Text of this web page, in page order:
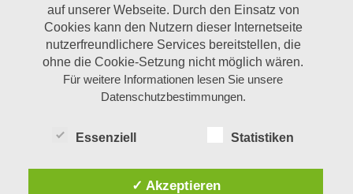
auf unserer Webseite. Durch den Einsatz von
Cookies kann den Nutzern dieser Internetseite
nutzerfreundlichere Services bereitstellen, die
ohne die Cookie-Setzung nicht möglich wären.
Für weitere Informationen lesen Sie unsere
Datenschutzbestimmungen.
Essenziell Statistiken
✓ Akzeptieren